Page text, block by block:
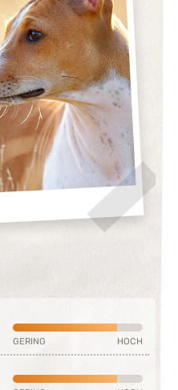
Stark ausgeprägt (4 von 5)
GERING HOCH